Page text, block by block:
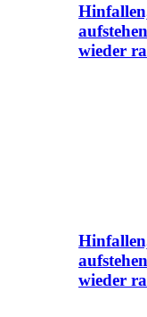
wieder
wieder